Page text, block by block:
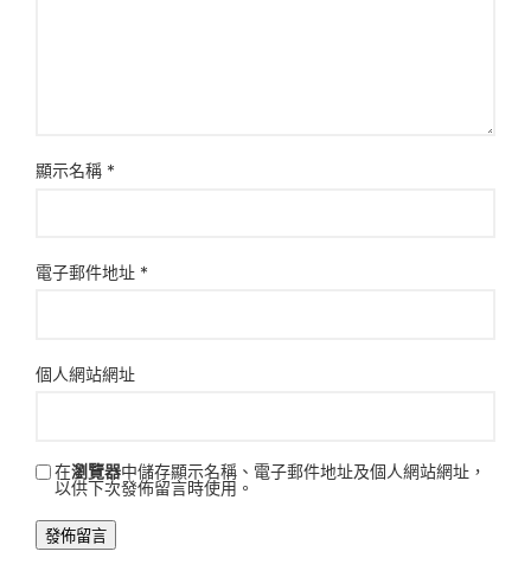
顯示名稱 *
電子郵件地址 *
個人網站網址
在瀏覽器中儲存顯示名稱、電子郵件地址及個人網站網址，
以供下次發佈留言時使用。